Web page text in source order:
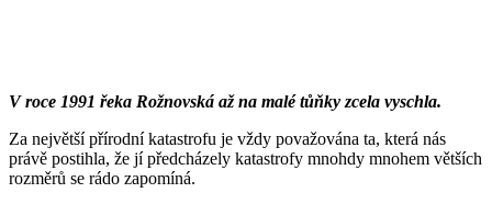
V roce 1991 řeka Rožnovská až na malé tůňky zcela vyschla.
Za největší přírodní katastrofu je vždy považována ta, která nás
právě postihla, že jí předcházely katastrofy mnohdy mnohem větších
rozměrů se rádo zapomíná.